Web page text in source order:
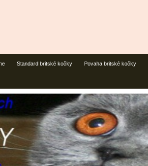
Standard britské kočky Povaha britské kočky